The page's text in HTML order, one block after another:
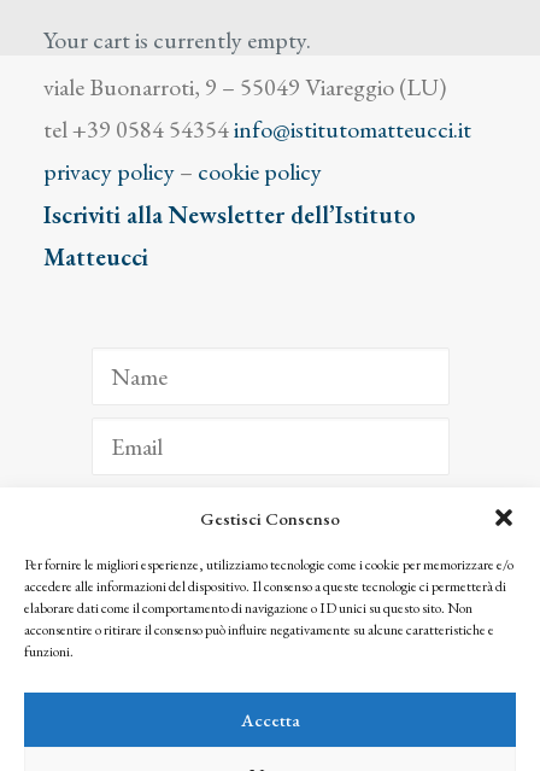
Gestisci Consenso
Per fornire le migliori esperienze, utilizziamo tecnologie come i cookie per memorizzare e/o
accedere alle informazioni del dispositivo. Il consenso a queste tecnologie ci permetterà di
elaborare dati come il comportamento di navigazione o ID unici su questo sito. Non
acconsentire o ritirare il consenso può influire negativamente su alcune caratteristiche e
funzioni.
Accetta
Your cart is currently empty.
Istituto Matteucci
viale Buonarroti, 9 – 55049 Viareggio (LU)
tel +39 0584 54354info@istitutomatteucci.it
privacy policy– cookie policy
Iscriviti alla Newsletter dell’Istituto
Matteucci
ISCRIVITI
Facendo clic per iscriverti, riconosci che le tue informazioni saranno trattate
seguendo la nostra Privacy Policy
© 2025 Istituto Matteucci. All right reserved
l’autorizzazione scritta dei proprietari dei diritti e dell’Istituto Matteucci